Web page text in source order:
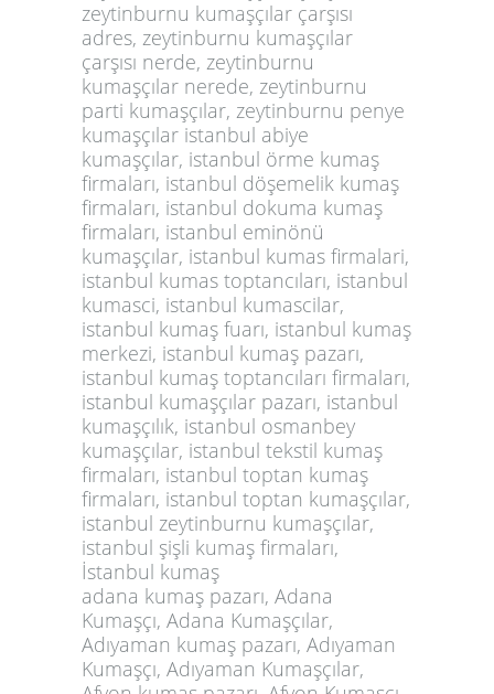
zeytinburnu kumaşçılar çarşısı
adres, zeytinburnu kumaşçılar
çarşısı nerde, zeytinburnu
kumaşçılar nerede, zeytinburnu
parti kumaşçılar, zeytinburnu penye
kumaşçılar istanbul abiye
kumaşçılar, istanbul örme kumaş
firmaları, istanbul döşemelik kumaş
firmaları, istanbul dokuma kumaş
firmaları, istanbul eminönü
kumaşçılar, istanbul kumas firmalari,
istanbul kumas toptancıları, istanbul
kumasci, istanbul kumascilar,
istanbul kumaş fuarı, istanbul kumaş
merkezi, istanbul kumaş pazarı,
istanbul kumaş toptancıları firmaları,
istanbul kumaşçılar pazarı, istanbul
kumaşçılık, istanbul osmanbey
kumaşçılar, istanbul tekstil kumaş
firmaları, istanbul toptan kumaş
firmaları, istanbul toptan kumaşçılar,
istanbul zeytinburnu kumaşçılar,
istanbul şişli kumaş firmaları,
İstanbul kumaş
adana kumaş pazarı, Adana
Kumaşçı, Adana Kumaşçılar,
Adıyaman kumaş pazarı, Adıyaman
Kumaşçı, Adıyaman Kumaşçılar,